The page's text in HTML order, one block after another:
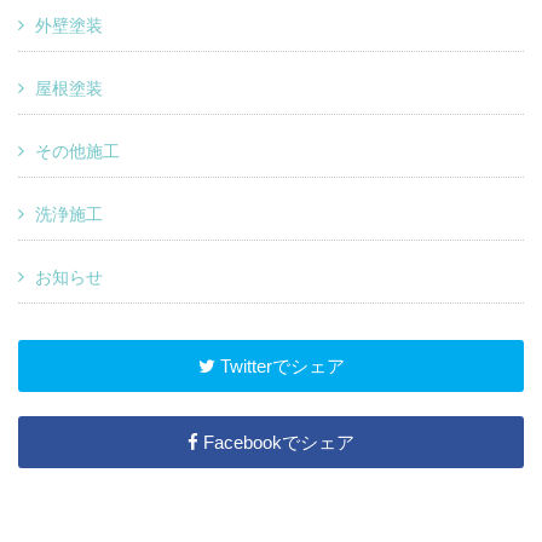
外壁塗装
屋根塗装
その他施工
洗浄施工
お知らせ
Twitterでシェア
Facebookでシェア